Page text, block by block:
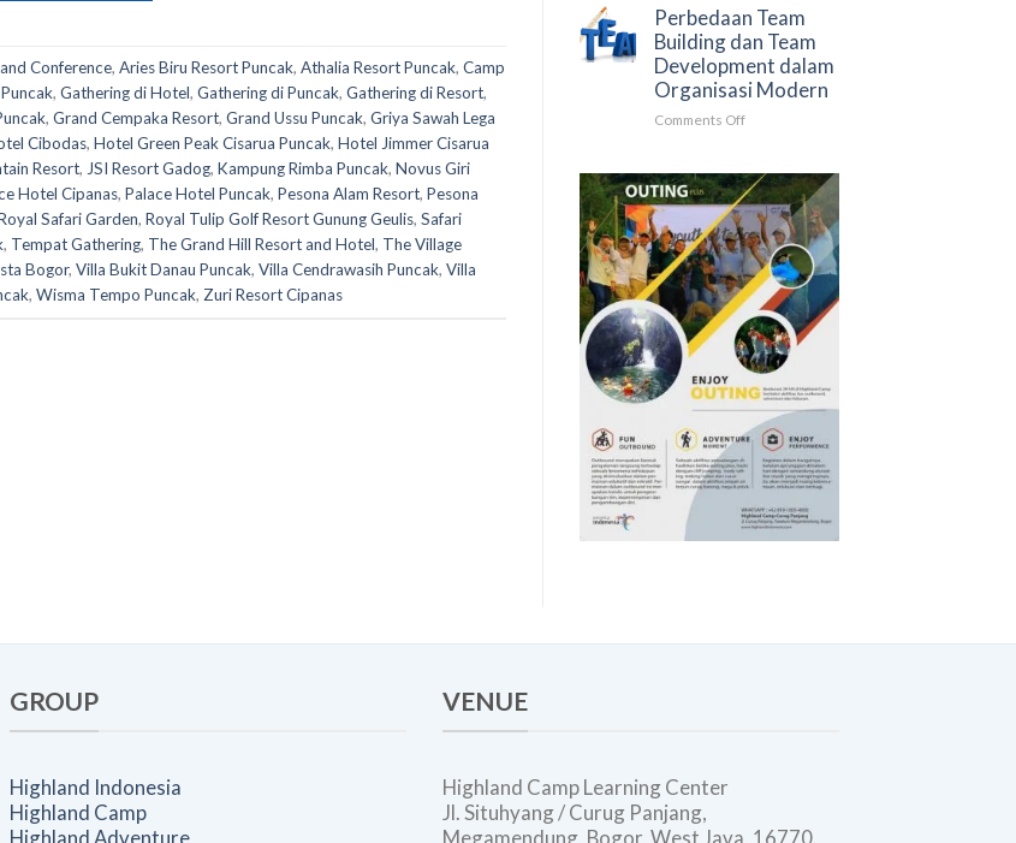
Conference, Aries Biru Resort Puncak, Athalia Resort Puncak, Camp
, Gathering di Hotel, Gathering di Puncak, Gathering di Resort,
, Grand Cempaka Resort, Grand Ussu Puncak, Griya Sawah Lega
Cibodas, Hotel Green Peak Cisarua Puncak, Hotel Jimmer Cisarua
Resort, JSI Resort Gadog, Kampung Rimba Puncak, Novus Giri
Hotel Cipanas, Palace Hotel Puncak, Pesona Alam Resort, Pesona
Safari Garden, Royal Tulip Golf Resort Gunung Geulis, Safari
, Tempat Gathering, The Grand Hill Resort and Hotel, The Village
Bogor, Villa Bukit Danau Puncak, Villa Cendrawasih Puncak, Villa
, Wisma Tempo Puncak, Zuri Resort Cipanas
Lengkap
Memilih
Lembaga
Training
di
Indonesia
SDM
Berbasis
Experiential
Learning
Perbedaan Team
Building dan Team
Development dalam
Organisasi Modern
Comments Offon
Building
dan
Team
Development
dalam
Organisasi
Modern
GROUP
Highland Indonesia
Highland Camp
VENUE
Highland Camp Learning Center
Jl. Situhyang / Curug Panjang,